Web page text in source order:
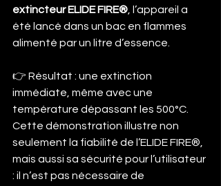
extincteur ELIDE FIRE® , l’appareil a
été lancé dans un bac en flammes
alimenté par un litre d’essence.
👉 Résultat : une extinction
immédiate, même avec une
température dépassant les 500°C.
Cette démonstration illustre non
seulement la fiabilité de l’ELIDE FIRE®,
mais aussi sa sécurité pour l’utilisateur
: il n’est pas nécessaire de